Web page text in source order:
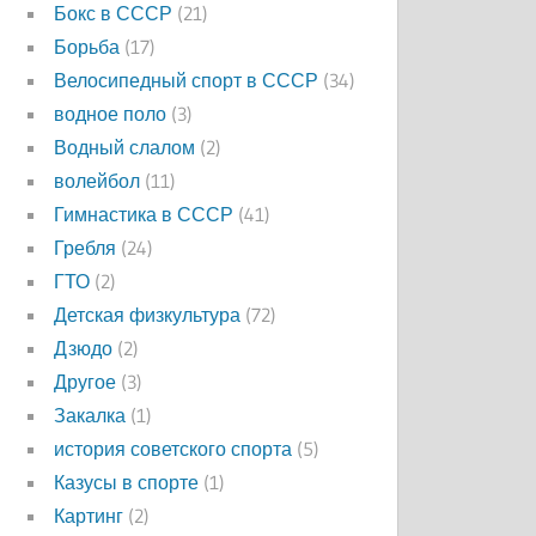
Бокс в СССР (21)
Борьба (17)
Велосипедный спорт в СССР (34)
водное поло (3)
Водный слалом (2)
волейбол (11)
Гимнастика в СССР (41)
Гребля (24)
ГТО (2)
Детская физкультура (72)
Дзюдо (2)
Другое (3)
Закалка (1)
история советского спорта (5)
Казусы в спорте (1)
Картинг (2)